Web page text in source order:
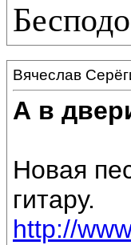
Вячеслав
А в
Новая
гитару.
http://